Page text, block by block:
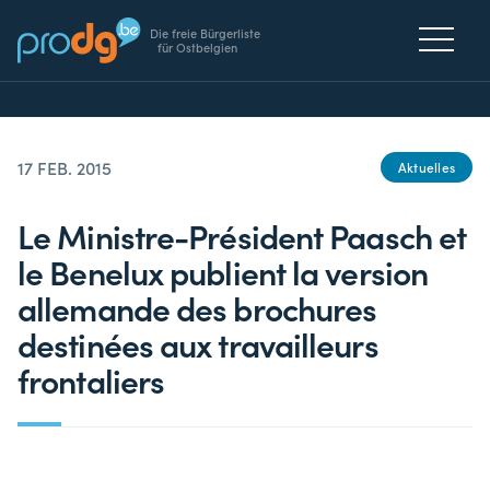
Die freie Bürgerliste
für Ostbelgien
17 FEB. 2015 Aktuelles
Le Ministre-Président Paasch et
le Benelux publient la version
allemande des brochures
destinées aux travailleurs
frontaliers